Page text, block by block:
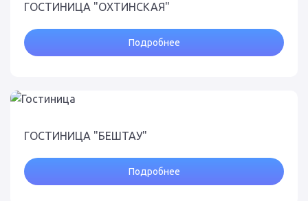
ГОСТИНИЦА "ОХТИНСКАЯ"
Подробнее
ГОСТИНИЦА "БЕШТАУ"
Подробнее